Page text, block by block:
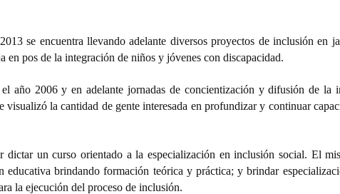
se encuentra llevando adelante diversos proyectos de inclusión en
en pos de la integración de niños y jóvenes con discapacidad.
año 2006 y en adelante jornadas de concientización y difusión de la
la cantidad de gente interesada en profundizar y continuar
un curso orientado a la especialización en inclusión social. El
educativa brindando formación teórica y práctica; y brindar
la ejecución del proceso de inclusión.